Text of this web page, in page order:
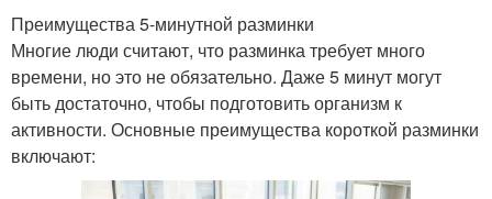
Преимущества 5-минутной разминки
Многие люди считают, что разминка требует много
времени, но это не обязательно. Даже 5 минут могут
быть достаточно, чтобы подготовить организм к
активности. Основные преимущества короткой разминки
включают: